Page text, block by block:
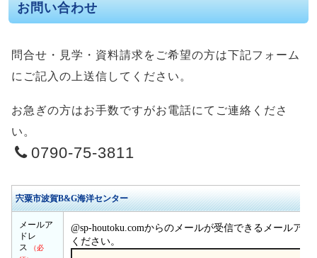
お問い合わせ
問合せ・見学・資料請求をご希望の方は下記フォーム
にご記入の上送信してください。
お急ぎの方はお手数ですがお電話にてご連絡くださ
い。
0790-75-3811